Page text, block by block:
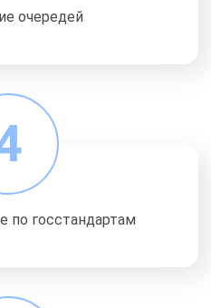
очередей
по госстандартам